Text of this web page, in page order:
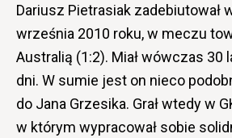
Dariusz Pietrasiak zadebiutował
września 2010 roku, w meczu
Australią (1:2). Miał wówczas 30
dni. W sumie jest on nieco
do Jana Grzesika. Grał wtedy w
w którym wypracował sobie